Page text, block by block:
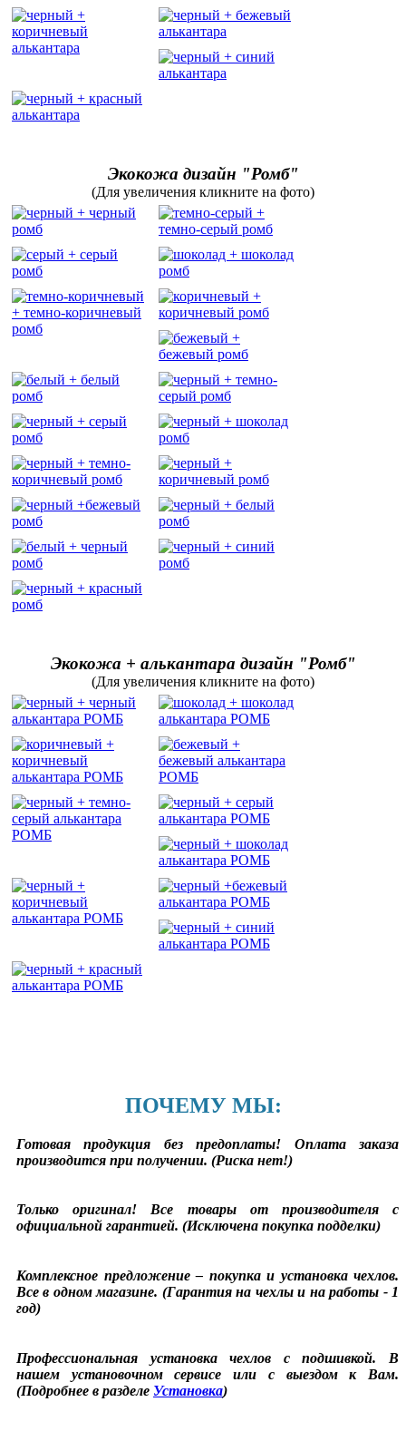
Экокожа дизайн "Ромб"
(Для увеличения кликните на фото)
Экокожа + алькантара дизайн "Ромб"
(Для увеличения кликните на фото)
ПОЧЕМУ МЫ:
Готовая продукция без предоплаты! Оплата заказа
производится при получении. (Риска нет!)
Только оригинал! Все товары от производителя с
официальной гарантией. (Исключена покупка подделки)
Комплексное предложение – покупка и установка чехлов.
Все в одном магазине. (Гарантия на чехлы и на работы - 1
год)
Профессиональная установка чехлов с подшивкой. В
нашем установочном сервисе или с выездом к Вам.
(Подробнее в разделе Установка)